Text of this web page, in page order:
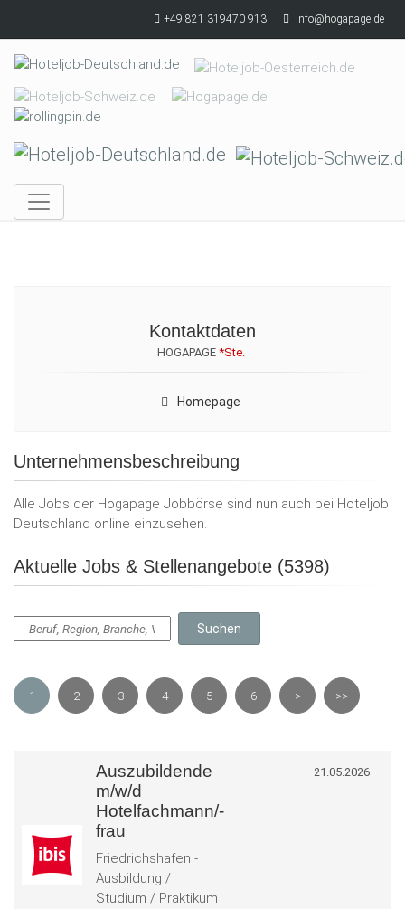
+49 821 319470 913 info@hogapage.de
Kontaktdaten
HOGAPAGE *Ste.
Homepage
Unternehmensbeschreibung
Alle Jobs der Hogapage Jobbörse sind nun auch bei Hoteljob
Deutschland online einzusehen.
Aktuelle Jobs & Stellenangebote (5398)
1 2 3 4 5 6 > >>
Auszubildende
m/w/d
Hotelfachmann/-
frau
Friedrichshafen -
Ausbildung /
Studium / Praktikum
21.05.2026